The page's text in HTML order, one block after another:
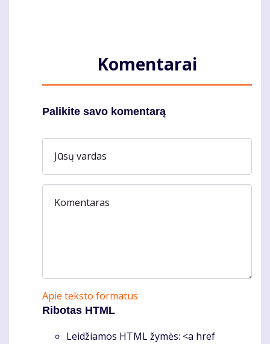
Komentarai
Palikite savo komentarą
Jūsų vardas
Komentaras
Apie teksto formatus
Ribotas HTML
Leidžiamos HTML žymės: <a href